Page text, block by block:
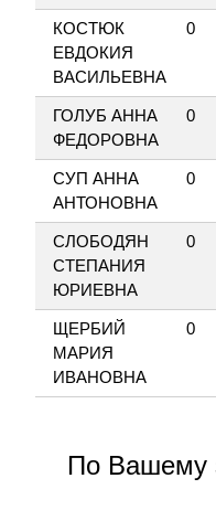
КОСТЮК
ЕВДОКИЯ
ВАСИЛЬЕВНА
0
ГОЛУБ АННА
ФЕДОРОВНА
0
СУП АННА
АНТОНОВНА
0
СЛОБОДЯН
СТЕПАНИЯ
ЮРИЕВНА
0
ЩЕРБИЙ
МАРИЯ
ИВАНОВНА
0
По Вашему